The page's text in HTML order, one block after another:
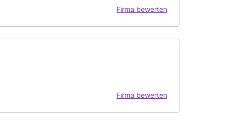
Firma bewerten
Firma bewerten